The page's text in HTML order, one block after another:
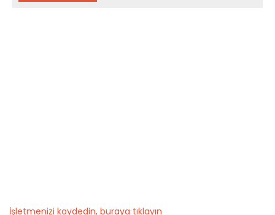
İşletmenizi kaydedin, buraya tıklayın